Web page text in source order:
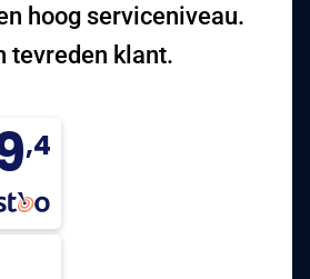
hoog serviceniveau.
tevreden klant.
,4